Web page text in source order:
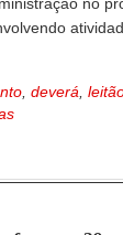
no
, deverá,